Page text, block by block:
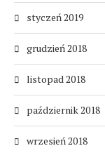
styczeń 2019
grudzień 2018
listopad 2018
październik 2018
wrzesień 2018